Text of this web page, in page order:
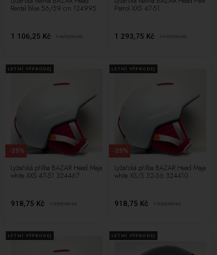
Rental blue 56/59 cm 124995
1 106,25 Kč 1 475,00Kč
Patrol XXS 47-51
1 293,75 Kč 1 725,00Kč
LETNÍ VÝPRODEJ
Lyžařská přilba BAZAR Head Maja
white XXS 47-51 324467
918,75 Kč 1 225,00Kč
-25%
LETNÍ VÝPRODEJ
Lyžařská přilba BAZAR Head Maja
white XS/S 52-56 324410
918,75 Kč 1 225,00Kč
-25%
LETNÍ VÝPRODEJ LETNÍ VÝPRODEJ